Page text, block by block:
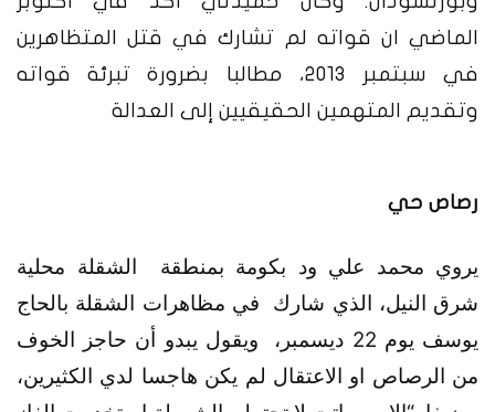
الماضي ان قواته لم تشارك في قتل المتظاهرين
في سبتمبر 2013
، مطالبا بضرورة تبرئة قواته
وتقديم المتهمين الحقيقيين إلى العدالة
رصاص حي
يروي محمد علي ود بكومة بمنطقة الشقلة محلية
شرق النيل، الذي شارك في مظاهرات الشقلة بالحاج
يوسف يوم 22 ديسمبر، ويقول يبدو أن حاجز الخوف
من الرصاص او الاعتقال لم يكن هاجسا لدي الكثيرين،